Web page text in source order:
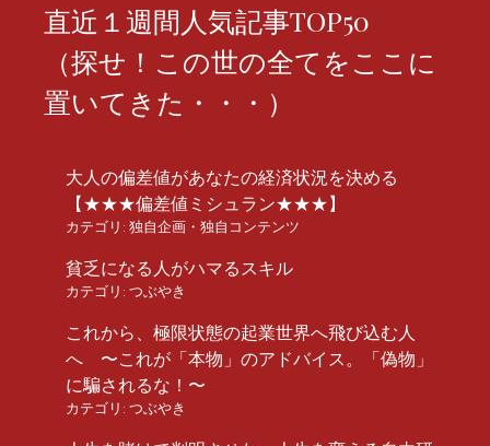
直近１週間人気記事TOP50
（探せ！この世の全てをここに
置いてきた・・・）
大人の偏差値があなたの経済状況を決める
【★★★偏差値ミシュラン★★★】
カテゴリ: 独自企画・独自コンテンツ
貧乏になる人がハマるスキル
カテゴリ: つぶやき
これから、極限状態の起業世界へ飛び込む人
へ 〜これが「本物」のアドバイス。「偽物」
に騙されるな！〜
カテゴリ: つぶやき